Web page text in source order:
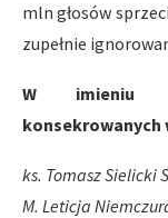
mln głosów
zupełnie
W imieniu
konsekrowanych
ks. Tomasz Sielicki
M. Leticja